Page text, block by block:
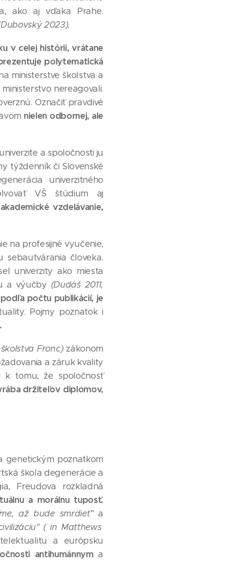
ako aj vďaka Prahe.
2023).
v celej histórii, vrátane
polytematická
ministerstve školstva a
nereagovali.
Označiť pravdivé
nielen odbornej, ale
a spoločnosti ju
týždenník či Slovenské
univerzitného
VŠ štúdium aj
vzdelávanie,
na profesijné vyučenie,
človeka.
univerzity ako miesta
a výučby (Dudáš 2011,
počtu publikácií, je
Pojmy poznatok i
Fronc) zákonom
a záruk kvality
k tomu, že spoločnosť
držiteľov diplomov,
genetickým poznatkom
škola degenerácie a
Freudova rozkladná
a morálnu tuposť.
až bude smrdieť"a
( in Matthews
a európsku
antihumánnyma